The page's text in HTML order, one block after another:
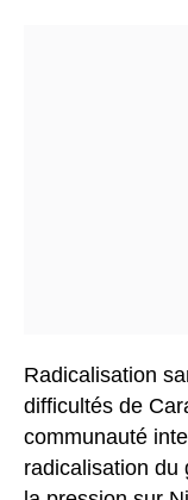
Radicalisation
difficultés de
communauté
radicalisation du